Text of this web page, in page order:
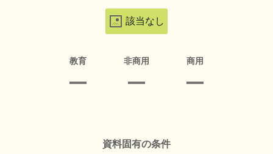
該当なし
教育 非商用 商用
資料固有の条件